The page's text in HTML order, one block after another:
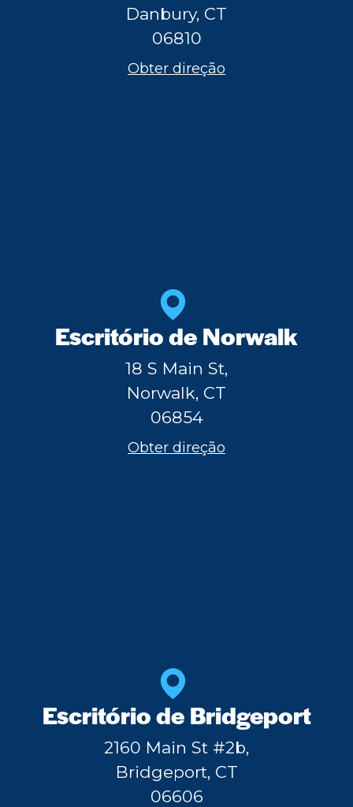
Danbury, CT
06810
Obter direção
Escritório de Norwalk
18 S Main St,
Norwalk, CT
06854
Obter direção
Escritório de Bridgeport
2160 Main St #2b,
Bridgeport, CT
06606